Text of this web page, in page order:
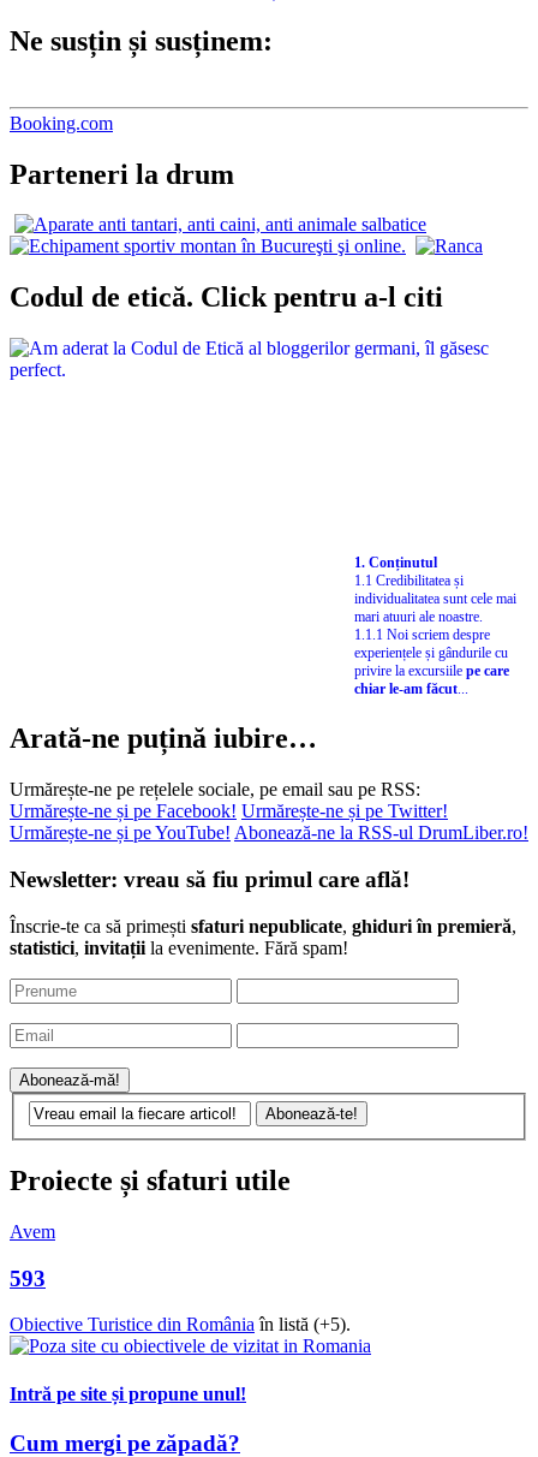
Ne susțin și susținem:
Booking.com
Parteneri la drum
Codul de etică. Click pentru a-l citi
1. Conținutul
1.1 Credibilitatea și
individualitatea sunt cele mai
mari atuuri ale noastre.
1.1.1 Noi scriem despre
experiențele și gândurile cu
privire la excursiile pe care
chiar le-am făcut...
Arată-ne puțină iubire…
Urmărește-ne pe rețelele sociale, pe email sau pe RSS:
Urmărește-ne și pe Facebook! Urmărește-ne și pe Twitter!
Urmărește-ne și pe YouTube! Abonează-ne la RSS-ul DrumLiber.ro!
Newsletter: vreau să fiu primul care află!
Înscrie-te ca să primești sfaturi nepublicate, ghiduri în premieră,
statistici, invitații la evenimente. Fără spam!
Proiecte și sfaturi utile
Avem
593
Obiective Turistice din România în listă (+5).
Intră pe site și propune unul!
Cum mergi pe zăpadă?